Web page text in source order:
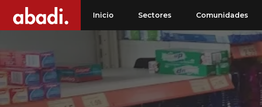
contenido
Inicio Sectores Comunidades